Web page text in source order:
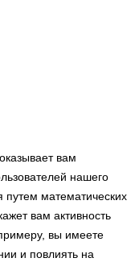
вам
нашего
путем математических
вам активность
вы имеете
и повлиять на